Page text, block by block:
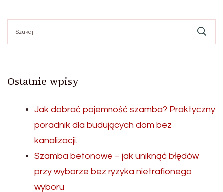
Ostatnie wpisy
Jak dobrać pojemność szamba? Praktyczny
poradnik dla budujących dom bez
kanalizacji.
Szamba betonowe – jak uniknąć błędów
przy wyborze bez ryzyka nietrafionego
wyboru